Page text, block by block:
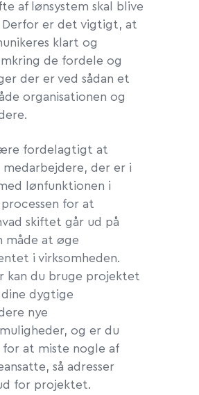
af lønsystem skal blive
er det vigtigt, at
klart og
de fordele og
der er ved sådan et
organisationen og
fordelagtigt at
medarbejdere, der er i
lønfunktionen i
for at
skiftet går ud på
måde at øge
i virksomheden.
kan du bruge projektet
dygtige
nye
og er du
for at miste nogle af
så adresser
for projektet.